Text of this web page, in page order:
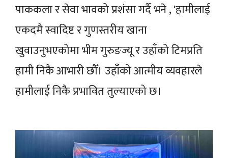
पाककला र सेवा भावको प्रशंसा गर्दै भने , 'हामीलाई
एकदमै स्वादिष्ट र गुणस्तरीय खाना
खुवाउनुभएकोमा भीम गुरुङज्यू र उहाँको टिमप्रति
हामी निकै आभारी छौँ। उहाँको आत्मीय व्यवहारले
हामीलाई निकै प्रभावित तुल्याएको छ।